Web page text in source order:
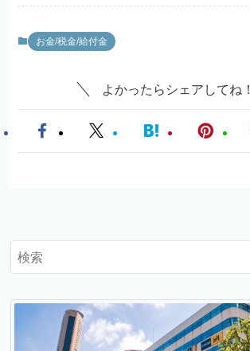
お金/税金/給付金
よかったらシェアしてね！